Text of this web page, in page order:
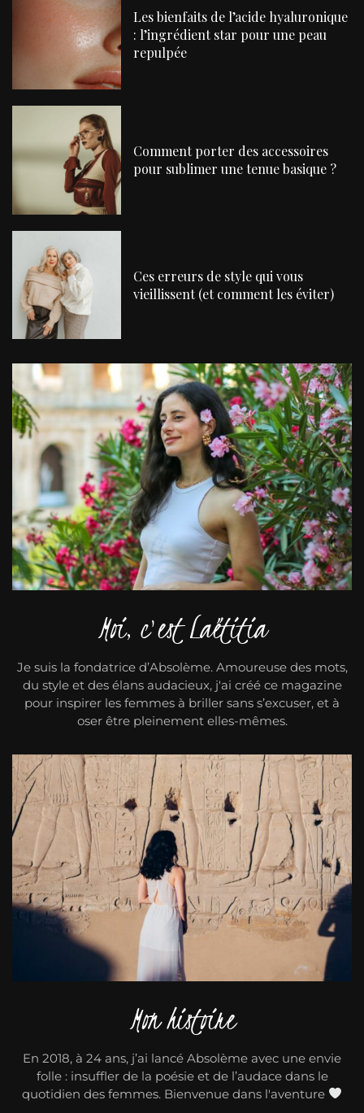
Les bienfaits de l’acide hyaluronique
: l’ingrédient star pour une peau
repulpée
Comment porter des accessoires
pour sublimer une tenue basique ?
Ces erreurs de style qui vous
vieillissent (et comment les éviter)
Moi, c'est Laëtitia
Je suis la fondatrice d’Absolème. Amoureuse des mots,
du style et des élans audacieux, j'ai créé ce magazine
pour inspirer les femmes à briller sans s’excuser, et à
oser être pleinement elles-mêmes.
Mon histoire
En 2018, à 24 ans, j’ai lancé Absolème avec une envie
folle : insuffler de la poésie et de l’audace dans le
quotidien des femmes. Bienvenue dans l'aventure